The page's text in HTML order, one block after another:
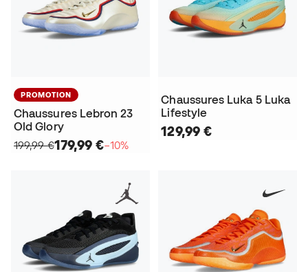
PROMOTION
Chaussures Lebron 23
Old Glory
199,99 €179,99 €−10%
Chaussures Luka 5 Luka
Lifestyle
129,99 €